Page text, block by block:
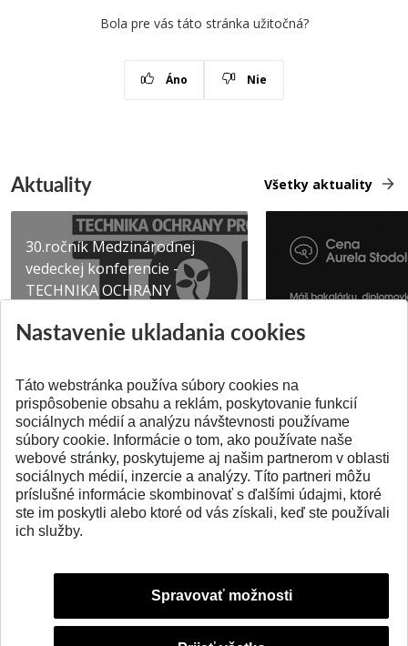
Bola pre vás táto stránka užitočná?
Áno Nie
Aktuality Všetky aktuality
30.ročník Medzinárodnej
vedeckej konferencie -
TECHNIKA OCHRANY
Pridané 03.08.2026 Pridané 07.07.2026
SPÄŤ NA VRCH
Nastavenie ukladania cookies
Táto webstránka používa súbory cookies na
prispôsobenie obsahu a reklám, poskytovanie funkcií
sociálnych médií a analýzu návštevnosti používame
súbory cookie. Informácie o tom, ako používate naše
webové stránky, poskytujeme aj našim partnerom v oblasti
sociálnych médií, inzercie a analýzy. Títo partneri môžu
príslušné informácie skombinovať s ďalšími údajmi, ktoré
ste im poskytli alebo ktoré od vás získali, keď ste používali
ich služby.
Spravovať možnosti